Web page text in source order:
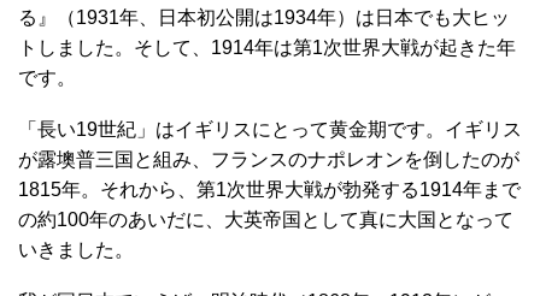
る』（1931年、日本初公開は1934年）は日本でも大ヒッ
トしました。そして、1914年は第1次世界大戦が起きた年
です。
「長い19世紀」はイギリスにとって黄金期です。イギリス
が露墺普三国と組み、フランスのナポレオンを倒したのが
1815年。それから、第1次世界大戦が勃発する1914年まで
の約100年のあいだに、大英帝国として真に大国となって
いきました。